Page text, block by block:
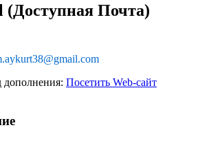
(Доступная Почта)
Посетить Web-сайт